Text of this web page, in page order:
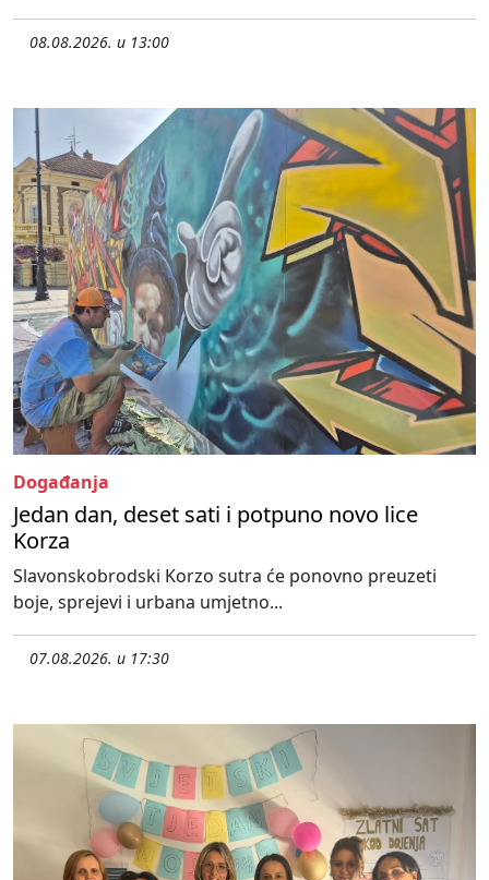
08.08.2026. u 13:00
Događanja
Jedan dan, deset sati i potpuno novo lice
Korza
Slavonskobrodski Korzo sutra će ponovno preuzeti
boje, sprejevi i urbana umjetno...
07.08.2026. u 17:30